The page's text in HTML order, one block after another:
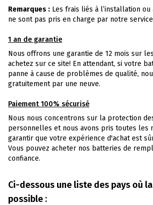
Remarques : Les frais liés à l’installation
ne sont pas pris en charge par notre
1 an de garantie
Nous offrons une garantie de 12 mois sur
achetez sur ce site! En attendant, si votre
panne à cause de problèmes de qualité,
gratuitement par une neuve.
Paiement 100% sécurisé
Nous nous concentrons sur la protection
personnelles et nous avons pris toutes les
garantir que votre expérience d'achat est
Vous pouvez acheter nos batteries de
confiance.
Ci-dessous une liste des pays où
possible :